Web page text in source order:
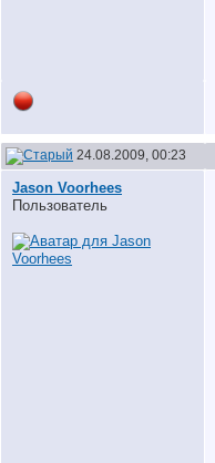
24.08.2009, 00:23
Jason Voorhees
Пользователь